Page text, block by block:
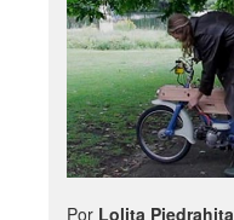
Por Lolita Piedrahita